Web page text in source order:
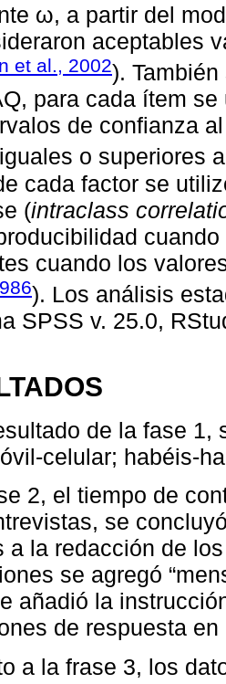
ω, a partir del
aceptables
et al., 2002).
para cada ítem
de confianza
o superiores
cada factor se
(intraclass
cuando los
). Los análisis
SPSS v. 25.0,
de la fase 1,
celular; habéis-
2, el tiempo de
se
a la redacción de
se agregó
añadió la
de respuesta
a la frase 3, los